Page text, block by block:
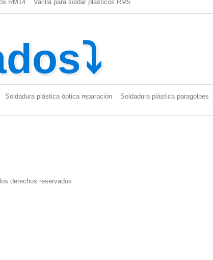
RM14 Varilla para soldar plásticos RM5
Soldadura plástica óptica reparación
Soldadura plástica paragolpes
derechos reservados.